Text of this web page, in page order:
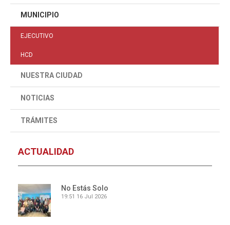
MUNICIPIO
EJECUTIVO
HCD
NUESTRA CIUDAD
NOTICIAS
TRÁMITES
ACTUALIDAD
No Estás Solo
19:51 16 Jul 2026